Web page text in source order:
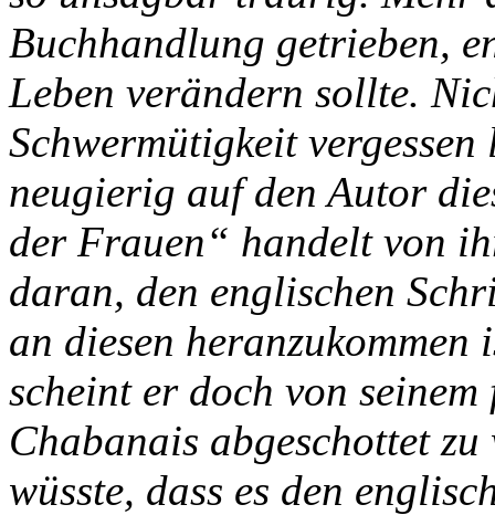
Buchhandlung getrieben,
Leben verändern sollte.
Schwermütigkeit
neugierig auf den Autor
der Frauen“ handelt von
daran, den englischen
an diesen
scheint er doch von
Chabanais abgeschottet
wüsste, dass es den